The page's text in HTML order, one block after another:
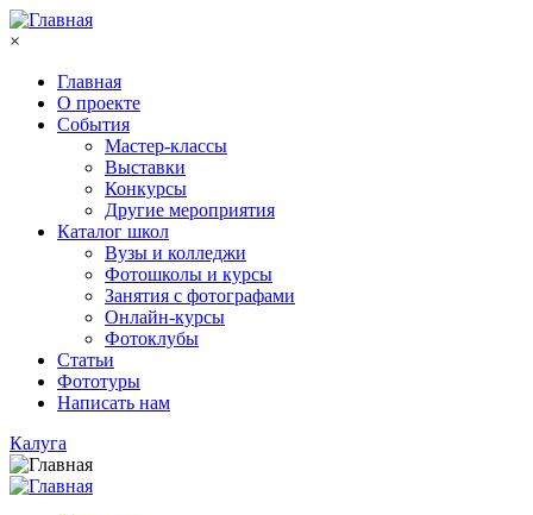
Перейти к основному содержанию
×
Главная
О проекте
События
Мастер-классы
Выставки
Конкурсы
Другие мероприятия
Каталог школ
Вузы и колледжи
Фотошколы и курсы
Занятия с фотографами
Онлайн-курсы
Фотоклубы
Статьи
Фототуры
Написать нам
Калуга